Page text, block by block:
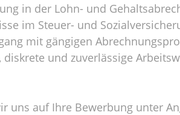
in der Lohn- und
im Steuer- und
mit gängigen
diskrete und zuverlässige
uns auf Ihre Bewerbung unter